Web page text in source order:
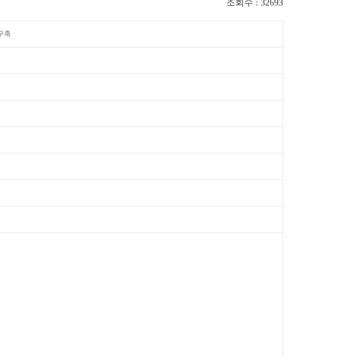
조회수 : 32693
축